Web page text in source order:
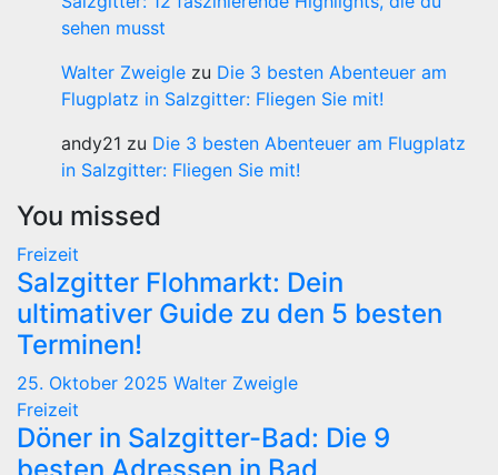
sehen musst
Walter Zweigle zu Die 3 besten Abenteuer am
Flugplatz in Salzgitter: Fliegen Sie mit!
andy21 zu Die 3 besten Abenteuer am Flugplatz
in Salzgitter: Fliegen Sie mit!
You missed
Freizeit
Salzgitter Flohmarkt: Dein
ultimativer Guide zu den 5 besten
Terminen!
25. Oktober 2025 Walter Zweigle
Freizeit
Döner in Salzgitter-Bad: Die 9